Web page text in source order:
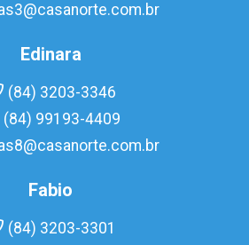
Edinara
(84) 3203-3346
(84) 99193-4409
Fabio
(84) 3203-3301